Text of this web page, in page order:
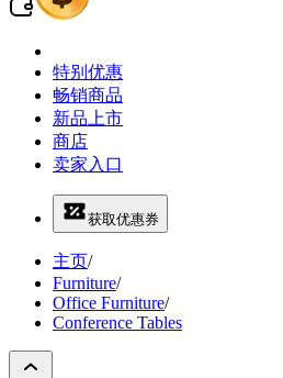
特别优惠
畅销商品
新品上市
商店
卖家入口
获取优惠券
主页/
Furniture/
Office Furniture/
Conference Tables